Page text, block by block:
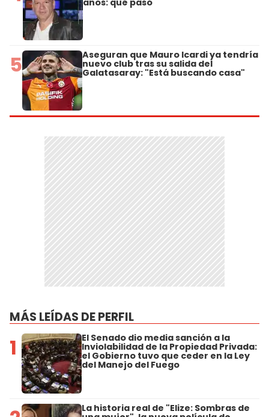
años: qué pasó
5 Aseguran que Mauro Icardi ya tendría
nuevo club tras su salida del
Galatasaray: "Está buscando casa"
MÁS LEÍDAS DE PERFIL
1 El Senado dio media sanción a la
Inviolabilidad de la Propiedad Privada:
el Gobierno tuvo que ceder en la Ley
del Manejo del Fuego
La historia real de "Elize: Sombras de